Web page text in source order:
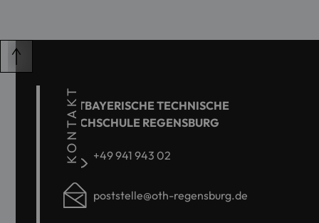
KONTAKT
OSTBAYERISCHE TECHNISCHE
HOCHSCHULE REGENSBURG
+49 941 943 02
poststelle@oth-regensburg.de